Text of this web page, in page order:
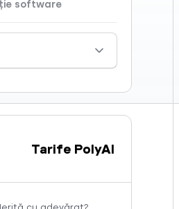
software
Tarife PolyAI